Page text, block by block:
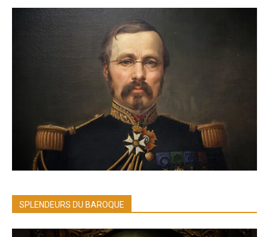
SPLENDEURS DU BAROQUE